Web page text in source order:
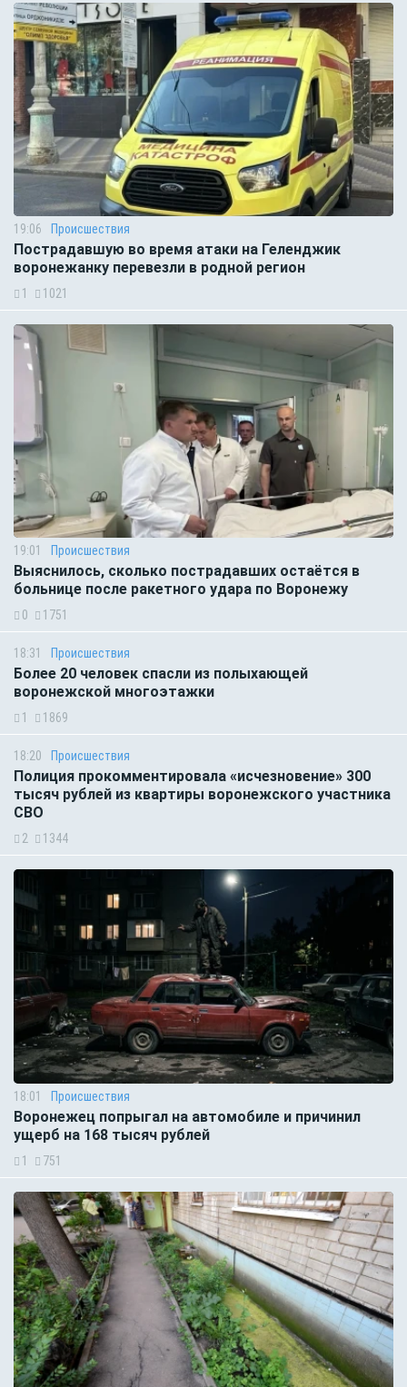
19:06 Происшествия
Пострадавшую во время атаки на Геленджик
воронежанку перевезли в родной регион
1 1021
19:01 Происшествия
Выяснилось, сколько пострадавших остаётся в
больнице после ракетного удара по Воронежу
0 1751
18:31 Происшествия
Более 20 человек спасли из полыхающей
воронежской многоэтажки
1 1869
18:20 Происшествия
Полиция прокомментировала «исчезновение» 300
тысяч рублей из квартиры воронежского участника
СВО
2 1344
18:01 Происшествия
Воронежец попрыгал на автомобиле и причинил
ущерб на 168 тысяч рублей
1 751